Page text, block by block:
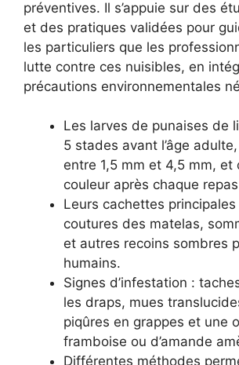
préventives. Il s’appuie sur des
et des pratiques validées pour
les particuliers que les
lutte contre ces nuisibles, en
précautions environnementales
Les larves de punaises de
5 stades avant l’âge
entre 1,5 mm et 4,5 mm, et
couleur après chaque
Leurs cachettes
coutures des matelas,
et autres recoins sombres
humains.
Signes d’infestation :
les draps, mues
piqûres en grappes et une
framboise ou d’amande
Différentes méthodes